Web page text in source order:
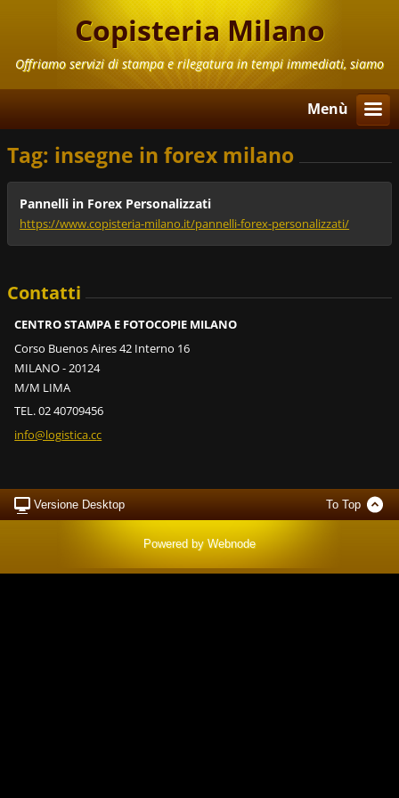
Copisteria Milano
Offriamo servizi di stampa e rilegatura in tempi immediati, siamo
aperti anche il Sabato e la Domenica
Menù
Tag: insegne in forex milano
Pannelli in Forex Personalizzati
https://www.copisteria-milano.it/pannelli-forex-personalizzati/
Contatti
CENTRO STAMPA E FOTOCOPIE MILANO
Corso Buenos Aires 42 Interno 16
MILANO - 20124
M/M LIMA
TEL. 02 40709456
info@logistica.cc
Versione Desktop To Top
Powered by Webnode